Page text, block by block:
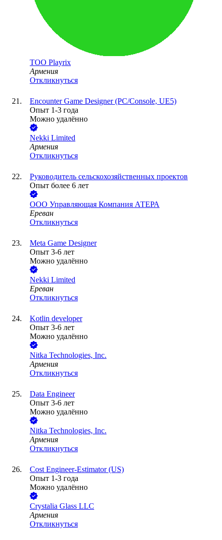
ТОО Playrix
Армения
Откликнуться
Encounter Game Designer (PC/Console, UE5)
Опыт 1-3 года
Можно удалённо
Nekki Limited
Армения
Откликнуться
Руководитель сельскохозяйственных проектов
Опыт более 6 лет
ООО Управляющая Компания АТЕРА
Ереван
Откликнуться
Meta Game Designer
Опыт 3-6 лет
Можно удалённо
Nekki Limited
Ереван
Откликнуться
Kotlin developer
Опыт 3-6 лет
Можно удалённо
Nitka Technologies, Inc.
Армения
Откликнуться
Data Engineer
Опыт 3-6 лет
Можно удалённо
Nitka Technologies, Inc.
Армения
Откликнуться
Cost Engineer-Estimator (US)
Опыт 1-3 года
Можно удалённо
Crystalia Glass LLC
Армения
Откликнуться